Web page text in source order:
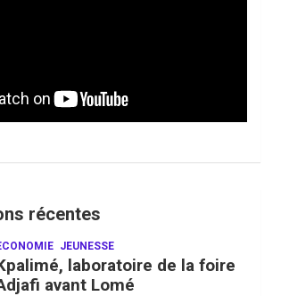
récentes
JEUNESSE
laboratoire de la foire
avant Lomé